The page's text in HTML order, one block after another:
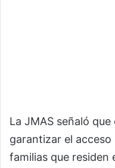
La JMAS señaló
garantizar el
familias que residen